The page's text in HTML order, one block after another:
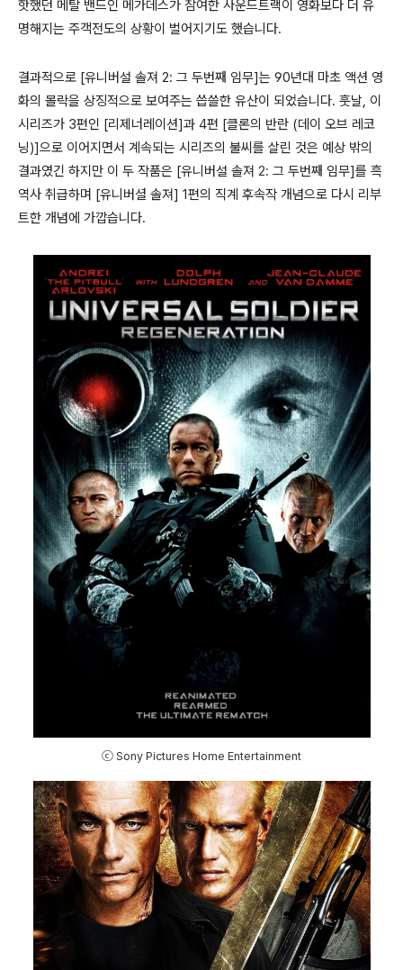
핫했던 메탈 밴드인 메가데스가 참여한 사운드트랙이 영화보다 더 유
명해지는 주객전도의 상황이 벌어지기도 했습니다.
결과적으로 [유니버설 솔져 2: 그 두번째 임무]는 90년대 마초 액션 영
화의 몰락을 상징적으로 보여주는 씁쓸한 유산이 되었습니다. 훗날, 이
시리즈가 3편인 [리제너레이션]과 4편 [클론의 반란 (데이 오브 레코
닝)]으로 이어지면서 계속되는 시리즈의 불씨를 살린 것은 예상 밖의
결과였긴 하지만 이 두 작품은 [유니버설 솔져 2: 그 두번째 임무]를 흑
역사 취급하며 [유니버셜 솔져] 1편의 직계 후속작 개념으로 다시 리부
트한 개념에 가깝습니다.
ⓒ Sony Pictures Home Entertainment